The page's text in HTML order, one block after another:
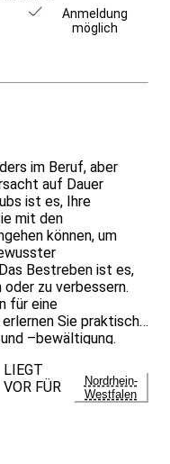
Anmeldung
möglich
im Beruf, aber
auf Dauer
ist es, Ihre
mit den
können, um
Bestreben ist es,
zu verbessern.
für eine
Sie praktische
–bewältigung.
und
Förderung Ihrer
kennen.
Ernährung eine
und Praxis
LIEGT
VOR FÜR
Nordrhein-
Westfalen